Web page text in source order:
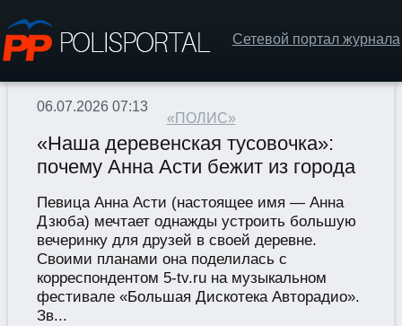
Сетевой портал журнала
«ПОЛИС»
06.07.2026 07:13
«Наша деревенская тусовочка»:
почему Анна Асти бежит из города
Певица Анна Асти (настоящее имя — Анна
Дзюба) мечтает однажды устроить большую
вечеринку для друзей в своей деревне.
Своими планами она поделилась с
корреспондентом 5-tv.ru на музыкальном
фестивале «Большая Дискотека Авторадио».
Зв...